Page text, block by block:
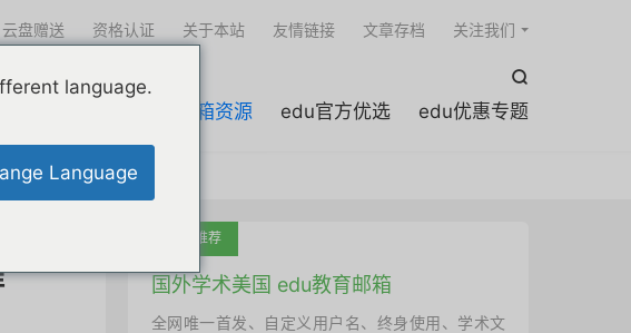

edu邮箱资源 edu官方优选 edu优惠专题
云盘赠送 资格认证 关于本站 友情链接 文章存档 关注我们
吐血推荐
国外学术美国 edu教育邮箱
全网唯一首发、自定义用户名、终身使用、学术文
language.
Language